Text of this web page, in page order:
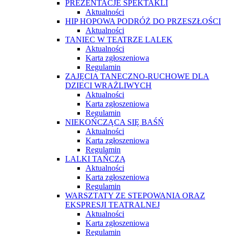
PREZENTACJE SPEKTAKLI
Aktualności
HIP HOPOWA PODRÓŻ DO PRZESZŁOŚCI
Aktualności
TANIEC W TEATRZE LALEK
Aktualności
Karta zgłoszeniowa
Regulamin
ZAJĘCIA TANECZNO-RUCHOWE DLA
DZIECI WRAŻLIWYCH
Aktualności
Karta zgłoszeniowa
Regulamin
NIEKOŃCZĄCA SIĘ BAŚŃ
Aktualności
Karta zgłoszeniowa
Regulamin
LALKI TAŃCZĄ
Aktualności
Karta zgłoszeniowa
Regulamin
WARSZTATY ZE STEPOWANIA ORAZ
EKSPRESJI TEATRALNEJ
Aktualności
Karta zgłoszeniowa
Regulamin